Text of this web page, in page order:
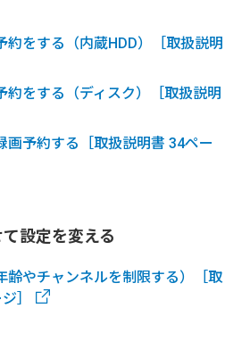
約をする（内蔵HDD）［取扱説明
約をする（ディスク）［取扱説明
画予約する［取扱説明書 34ペー
設定を変える
齢やチャンネルを制限する）［取
］